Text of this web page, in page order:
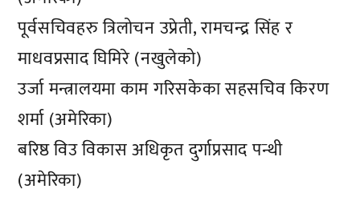
पूर्वसचिवहरु त्रिलोचन उप्रेती, रामचन्द्र सिंह र
माधवप्रसाद घिमिरे (नखुलेको)
उर्जा मन्त्रालयमा काम गरिसकेका सहसचिव किरण
शर्मा (अमेरिका)
बरिष्ठ विउ विकास अधिकृत दुर्गाप्रसाद पन्थी
(अमेरिका)